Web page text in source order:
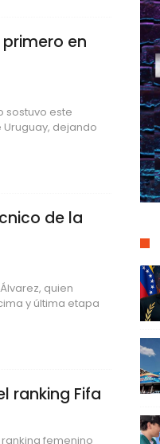
en
sostuvo este
dejando
de la
quien
y última etapa
ranking Fifa
femenino